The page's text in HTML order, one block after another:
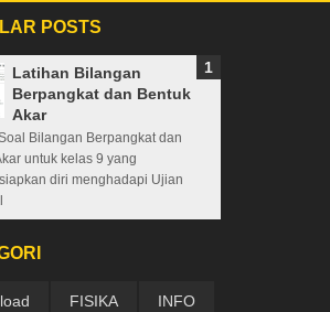
POSTS
Latihan Bilangan
Berpangkat dan Bentuk
Akar
Bilangan Berpangkat dan
untuk kelas 9 yang
diri menghadapi Ujian
FISIKA INFO